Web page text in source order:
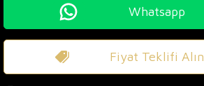
Whatsapp
Fiyat Teklifi Alın